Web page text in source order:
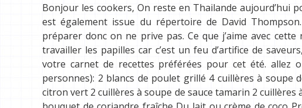
Bonjour les cookers, On reste en Thailande
est également issue du répertoire de David
préparer donc on ne prive pas. Ce que j’aime avec
travailler les papilles car c’est un feu d’artifice de
votre carnet de recettes préférées pour cet été. allez
personnes): 2 blancs de poulet grillé 4 cuillères à soupe
citron vert 2 cuillères à soupe de sauce tamarin 2